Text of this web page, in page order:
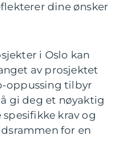
dine ønsker
i Oslo kan
av prosjektet
oppussing tilbyr
gi deg et nøyaktig
krav og
for en